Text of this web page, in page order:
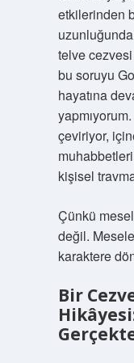
etkilerinden
telve
bu soruyu
hayatına
çeviriyor,
kişisel
Çünkü
değil.
karaktere
Bir